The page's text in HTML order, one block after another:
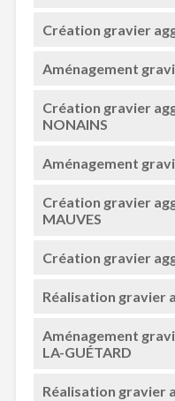
Création gravier
Aménagement
Création gravier
NONAINS
Aménagement
Création gravier
MAUVES
Création gravier
Réalisation gravier
Aménagement
LA-GUÉTARD
Réalisation gravier